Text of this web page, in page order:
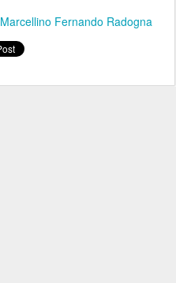
Marcellino Fernando Radogna